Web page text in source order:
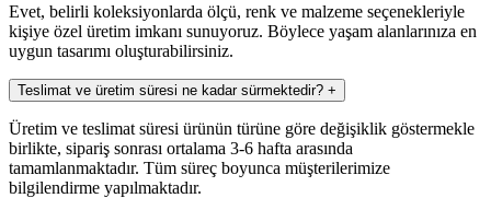
Evet, belirli koleksiyonlarda ölçü, renk ve malzeme seçenekleriyle
kişiye özel üretim imkanı sunuyoruz. Böylece yaşam alanlarınıza en
uygun tasarımı oluşturabilirsiniz.
Teslimat ve üretim süresi ne kadar sürmektedir? +
Üretim ve teslimat süresi ürünün türüne göre değişiklik göstermekle
birlikte, sipariş sonrası ortalama 3-6 hafta arasında
tamamlanmaktadır. Tüm süreç boyunca müşterilerimize
bilgilendirme yapılmaktadır.